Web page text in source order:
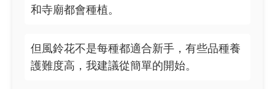
和寺廟都會種植。
但風鈴花不是每種都適合新手，有些品種養
護難度高，我建議從簡單的開始。